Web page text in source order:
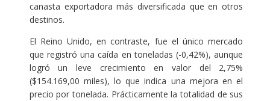
canasta exportadora más diversificada que en otros
destinos.
El Reino Unido, en contraste, fue el único mercado
que registró una caída en toneladas (-0,42%), aunque
logró un leve crecimiento en valor del 2,75%
($154.169,00 miles), lo que indica una mejora en el
precio por tonelada. Prácticamente la totalidad de sus